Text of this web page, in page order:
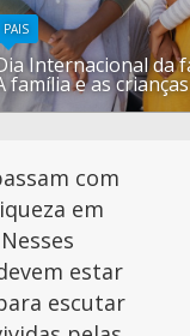
PAIS
Internacional da
família e as crianças
com
em
estar
escutar